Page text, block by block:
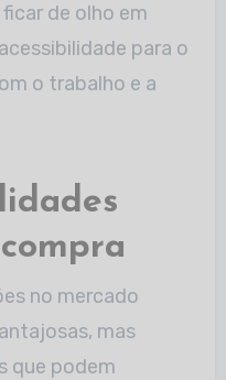
de olho em
para o
o trabalho e a
no mercado
mas
que podem